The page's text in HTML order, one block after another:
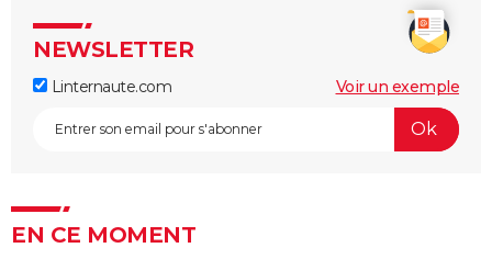
NEWSLETTER
Linternaute.com Voir un exemple
EN CE MOMENT